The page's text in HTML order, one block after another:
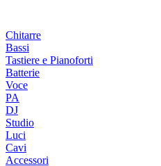
Chitarre
Bassi
Tastiere e Pianoforti
Batterie
Voce
PA
DJ
Studio
Luci
Cavi
Accessori